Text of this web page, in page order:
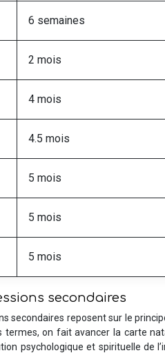
6 semaines
2 mois
4 mois
4.5 mois
5 mois
5 mois
5 mois
secondaires
secondaires reposent sur le
termes, on fait avancer la carte
psychologique et spirituelle de